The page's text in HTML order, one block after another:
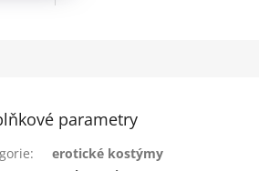
parametry
:
erotické kostýmy